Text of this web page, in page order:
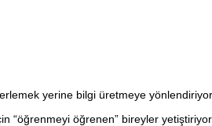
yerine bilgi üretmeye
“öğrenmeyi öğrenen” bireyler